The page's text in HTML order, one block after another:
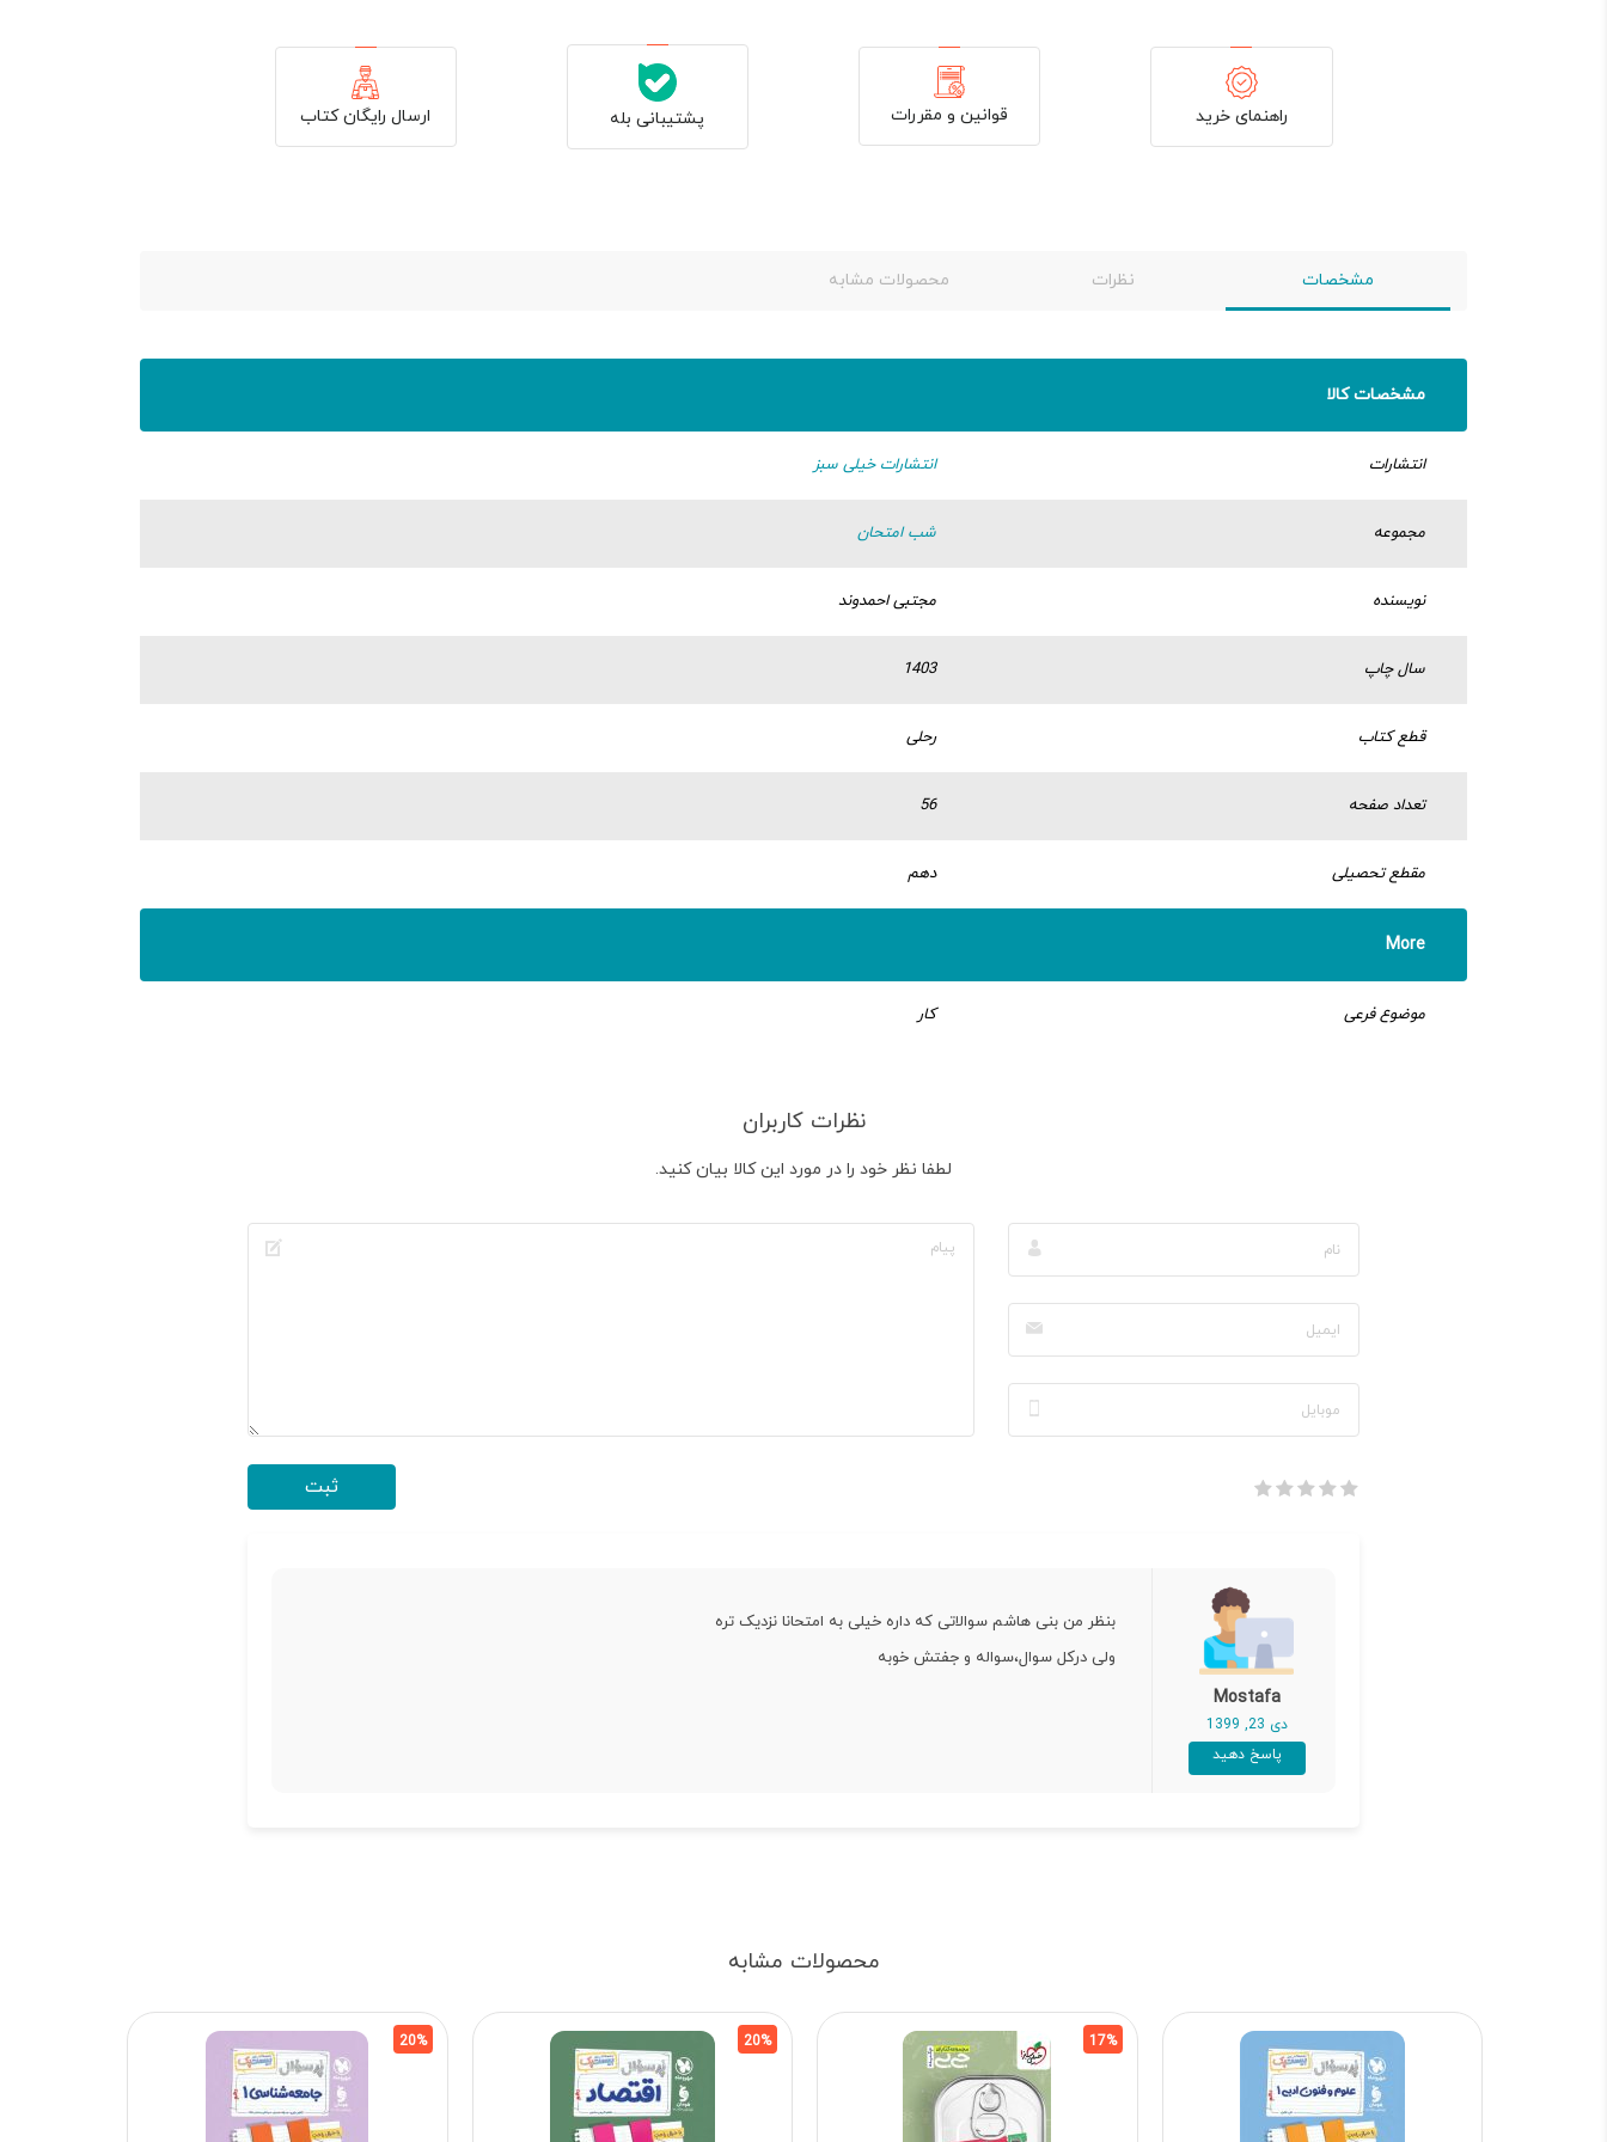
راهنمای خرید قوانین و مقررات پشتیبانی بله ارسال رایگان کتاب
مشخصات نظرات محصولات مشابه
مشخصات کالا
انتشارات انتشارات خیلی سبز
مجموعه شب امتحان
نویسنده مجتبی احمدوند
سال چاپ 1403
قطع کتاب رحلی
تعداد صفحه 56
مقطع تحصیلی دهم
More
موضوع فرعی کار
نظرات کاربران
لطفا نظر خود را در مورد این کالا بیان کنید.
Mostafa
دی 23, 1399
پاسخ دهید
بنظر من بنی هاشم سوالاتی که داره خیلی به امتحانا نزدیک تره
ولی درکل سوال،سواله و جفتش خوبه
محصولات مشابه
17%
20%
20%